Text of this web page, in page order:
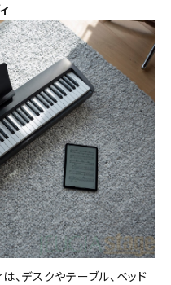
、デスクやテーブル、ベッド